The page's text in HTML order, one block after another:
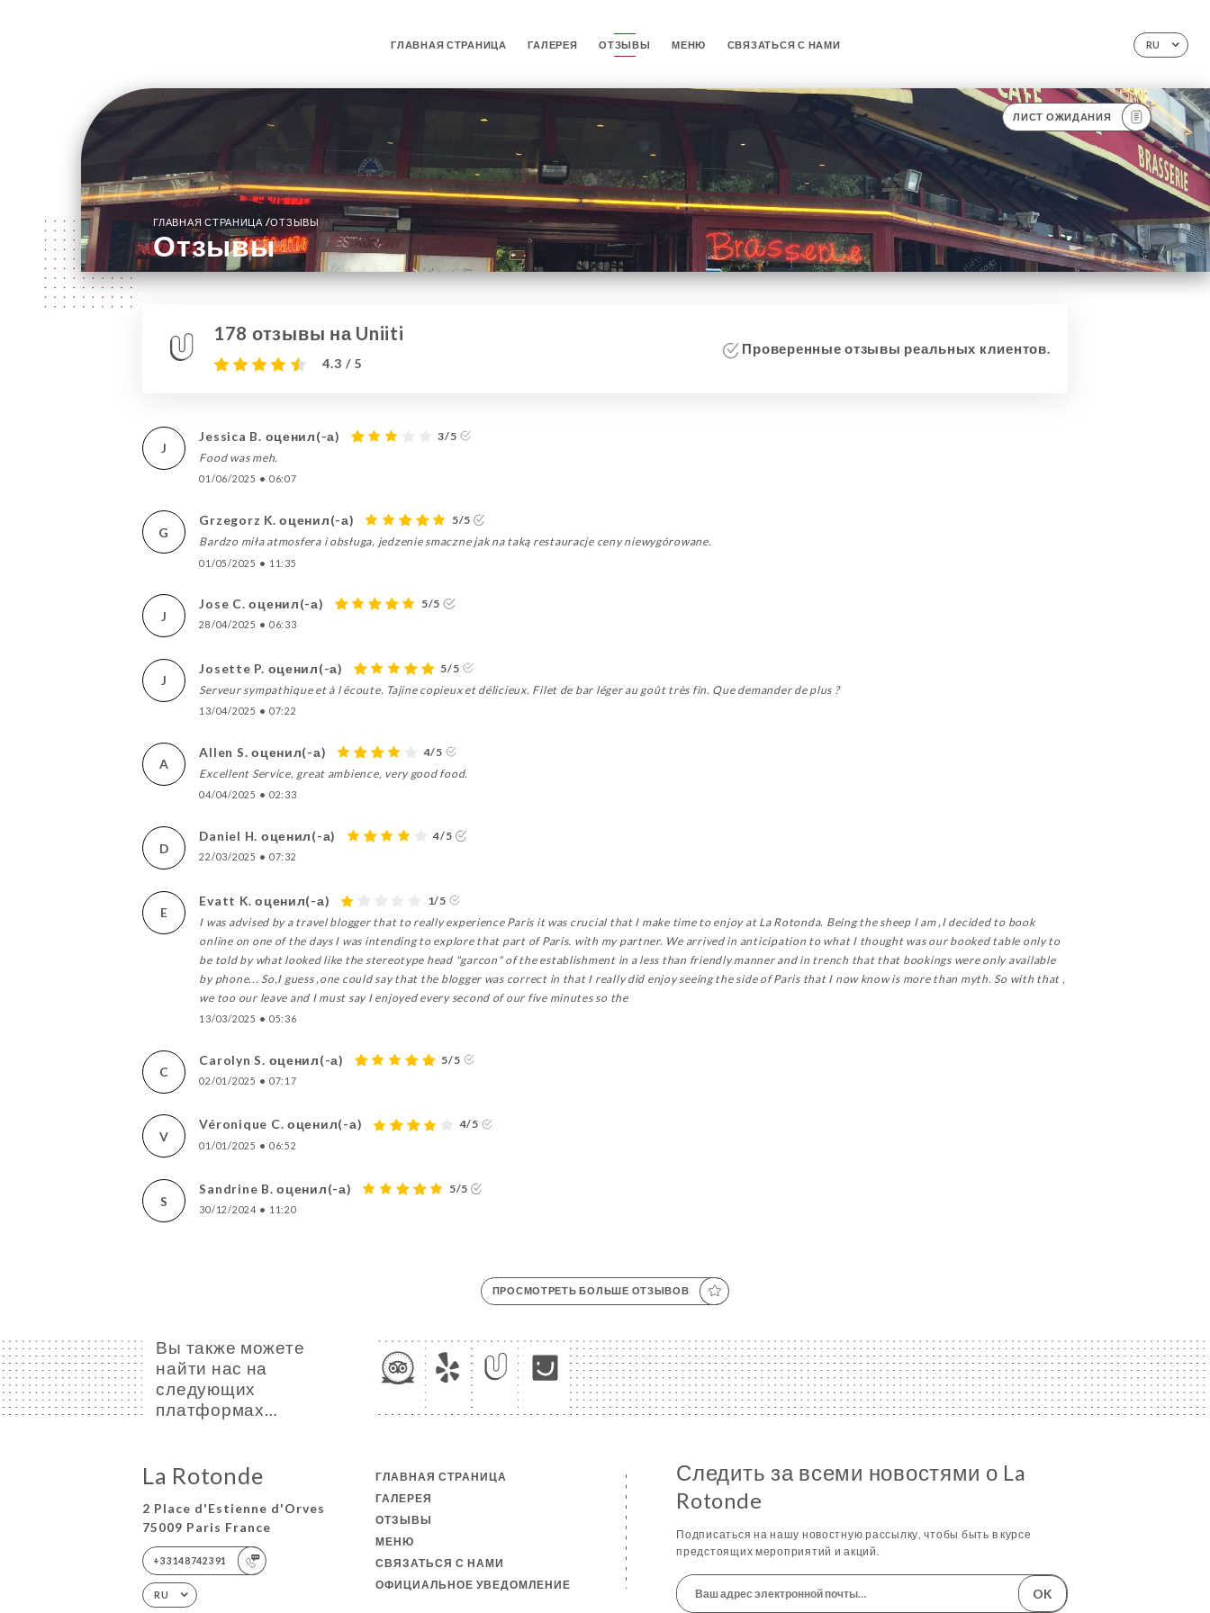
RU
ГЛАВНАЯ СТРАНИЦА ГАЛЕРЕЯ ОТЗЫВЫ МЕНЮ СВЯЗАТЬСЯ С НАМИ
ЛИСТ ОЖИДАНИЯ
ГЛАВНАЯ СТРАНИЦА /ОТЗЫВЫ
Отзывы
178 отзывы на Uniiti
4.3 / 5
Проверенные отзывы реальных клиентов.
J
Jessica B. оценил(-а)
3/5
Food was meh.
01/06/2025 • 06:07
G
Grzegorz K. оценил(-а)
5/5
Bardzo miła atmosfera i obsługa, jedzenie smaczne jak na taką restauracje ceny niewygórowane.
01/05/2025 • 11:35
J
Jose C. оценил(-а) 5/5
28/04/2025 • 06:33
J
Josette P. оценил(-а)
5/5
Serveur sympathique et à l écoute. Tajine copieux et délicieux. Filet de bar léger au goût très fin. Que demander de plus ?
13/04/2025 • 07:22
A
Allen S. оценил(-а)
4/5
Excellent Service, great ambience, very good food.
04/04/2025 • 02:33
D
Daniel H. оценил(-а) 4/5
22/03/2025 • 07:32
E
Evatt K. оценил(-а)
1/5
I was advised by a travel blogger that to really experience Paris it was crucial that I make time to enjoy at La Rotonda. Being the sheep I am ,I decided to book
online on one of the days I was intending to explore that part of Paris. with my partner. We arrived in anticipation to what I thought was our booked table only to
be told by what looked like the stereotype head "garcon" of the establishment in a less than friendly manner and in trench that that bookings were only available
by phone... So,I guess ,one could say that the blogger was correct in that I really did enjoy seeing the side of Paris that I now know is more than myth. So with that ,
we too our leave and I must say I enjoyed every second of our five minutes so the
13/03/2025 • 05:36
C
Carolyn S. оценил(-а) 5/5
02/01/2025 • 07:17
V
Véronique C. оценил(-а) 4/5
01/01/2025 • 06:52
S
Sandrine B. оценил(-а) 5/5
30/12/2024 • 11:20
ПРОСМОТРЕТЬ БОЛЬШЕ ОТЗЫВОВ
Вы также можете
найти нас на
следующих
платформах…
La Rotonde
2 Place d'Estienne d'Orves
75009 Paris France
+33148742391
RU
ГЛАВНАЯ СТРАНИЦА
ГАЛЕРЕЯ
ОТЗЫВЫ
МЕНЮ
СВЯЗАТЬСЯ С НАМИ
ОФИЦИАЛЬНОЕ УВЕДОМЛЕНИЕ
Следить за всеми новостями о La
Rotonde
Подписаться на нашу новостную рассылку, чтобы быть в курсе
предстоящих мероприятий и акций.
OK